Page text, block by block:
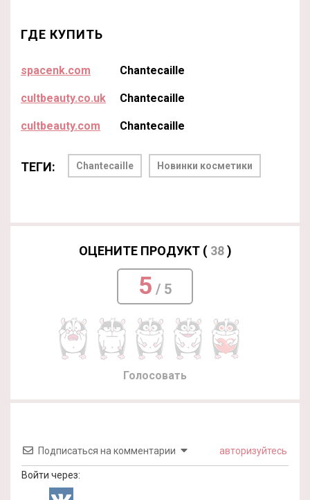
ГДЕ КУПИТЬ
spacenk.com Chantecaille
cultbeauty.co.uk Chantecaille
cultbeauty.com Chantecaille
ТЕГИ: Chantecaille Новинки косметики
ОЦЕНИТЕ ПРОДУКТ ( 38)
5 / 5
Голосовать
Подписаться на комментарии авторизуйтесь
Войти через: